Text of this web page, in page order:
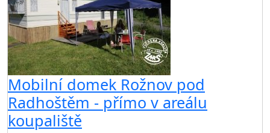
Mobilní domek Rožnov pod
Radhoštěm - přímo v areálu
koupaliště